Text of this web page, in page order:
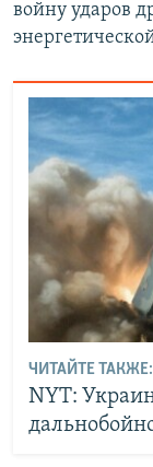
войну ударов
ЧИТАЙТЕ ТАКЖЕ:
NYT: